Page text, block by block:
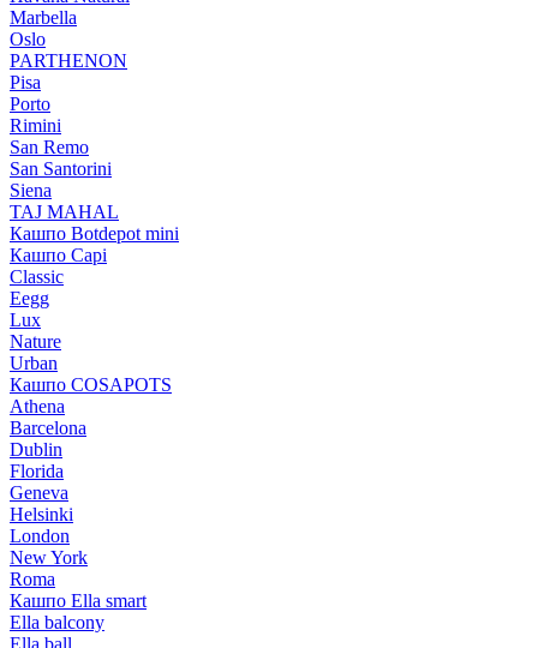
Marbella
Oslo
PARTHENON
Pisa
Porto
Rimini
San Remo
San Santorini
Siena
TAJ MAHAL
Кашпо Botdepot mini
Кашпо Capi
Classic
Eegg
Lux
Nature
Urban
Кашпо COSAPOTS
Athena
Barcelona
Dublin
Florida
Geneva
Helsinki
London
New York
Roma
Кашпо Ella smart
Ella balcony
Ella ball